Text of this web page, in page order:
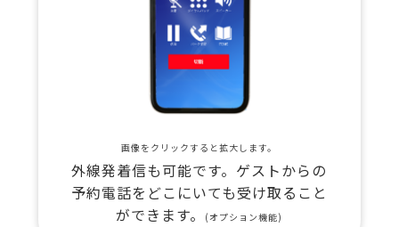
画像をクリックすると拡大します。
外線発着信も可能です。ゲストからの
予約電話をどこにいても受け取ること
ができます。
(オプション機能)